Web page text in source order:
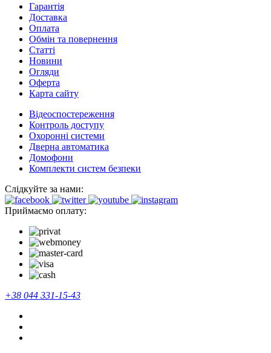
Гарантія
Доставка
Оплата
Обмін та повернення
Cтатті
Новини
Огляди
Оферта
Карта сайту
Відеоспостереження
Контроль доступу
Охоронні системи
Дверна автоматика
Домофони
Комплекти систем безпеки
Слідкуйте за нами:
Приймаємо оплату:
+38 044 331-15-43